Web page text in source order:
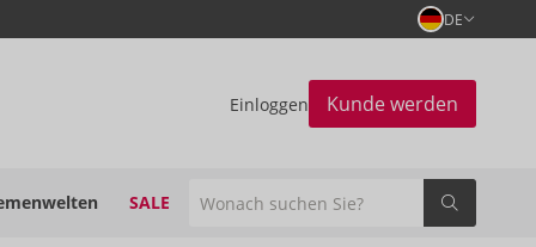
DE
Einloggen Kunde werden
SALE